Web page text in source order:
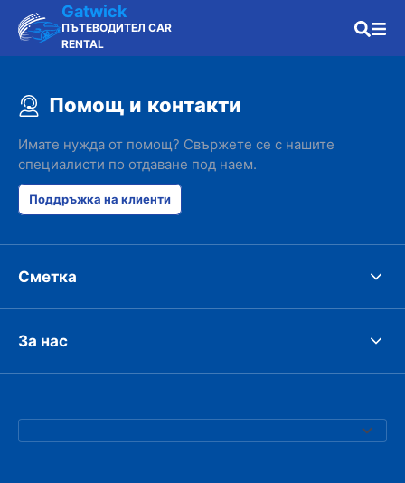
Gatwick
ПЪТЕВОДИТЕЛ CAR
RENTAL
Помощ и контакти
Имате нужда от помощ? Свържете се с нашите
специалисти по отдаване под наем.
Поддръжка на клиенти
Сметка
За нас